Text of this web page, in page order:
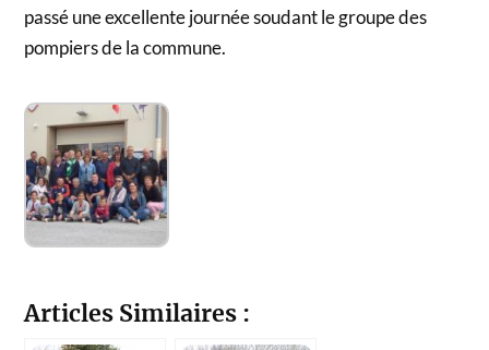
passé une excellente journée soudant le groupe des
pompiers de la commune.
Articles Similaires :